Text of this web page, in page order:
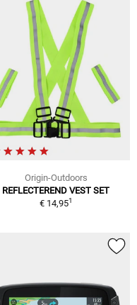
Origin-Outdoors
REFLECTEREND VEST SET
€ 14,951